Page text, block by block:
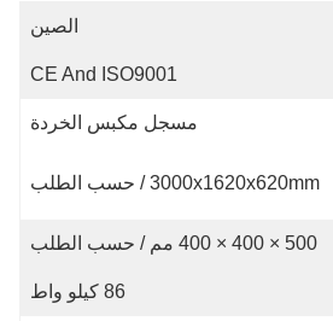
الصين
CE And ISO9001
مسجل مكبس الخردة
3000x1620x620mm / حسب الطلب
500 × 400 × 400 مم / حسب الطلب
86 كيلو واط